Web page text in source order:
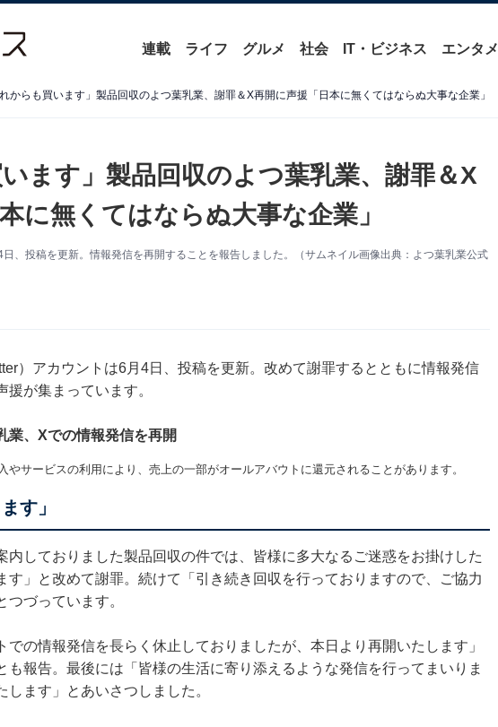
連載 ライフ グルメ 社会 IT・ビジネス エンタメ
れからも買います」製品回収のよつ葉乳業、謝罪＆X再開に声援「日本に無くてはならぬ大事な企業」
います」製品回収のよつ葉乳業、謝罪＆X
に無くてはならぬ大事な企業」
、投稿を更新。情報発信を再開することを報告しました。（サムネイル画像出典：よつ葉乳業公式
）アカウントは6月4日、投稿を更新。改めて謝罪するとともに情報発信
が集まっています。
業、Xでの情報発信を再開
サービスの利用により、売上の一部がオールアバウトに還元されることがあります。
す」
内しておりました製品回収の件では、皆様に多大なるご迷惑をお掛けした
す」と改めて謝罪。続けて「引き続き回収を行っておりますので、ご協力
づっています。
での情報発信を長らく休止しておりましたが、本日より再開いたします」
も報告。最後には「皆様の生活に寄り添えるような発信を行ってまいりま
ます」とあいさつしました。